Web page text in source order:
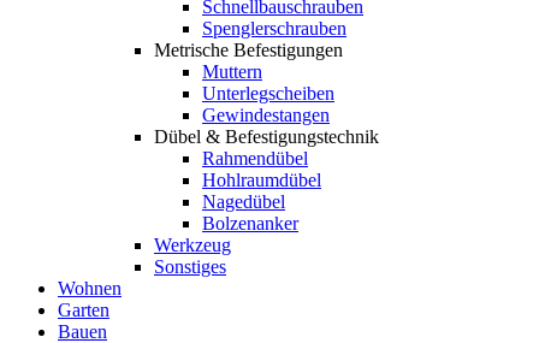
Schnellbauschrauben
Spenglerschrauben
Metrische Befestigungen
Muttern
Unterlegscheiben
Gewindestangen
Dübel & Befestigungstechnik
Rahmendübel
Hohlraumdübel
Nagedübel
Bolzenanker
Werkzeug
Sonstiges
Wohnen
Garten
Bauen